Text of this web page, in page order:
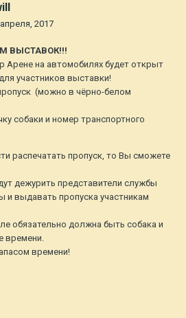
2017
ВЫСТАВОК!!!
Арене на автомобилях будет открыт
участников выставки!
(можно в чёрно-белом
собаки и номер транспортного
распечатать пропуск, то Вы сможете
дежурить представители службы
и выдавать пропуска участникам
обязательно должна быть собака и
времени.
времени!